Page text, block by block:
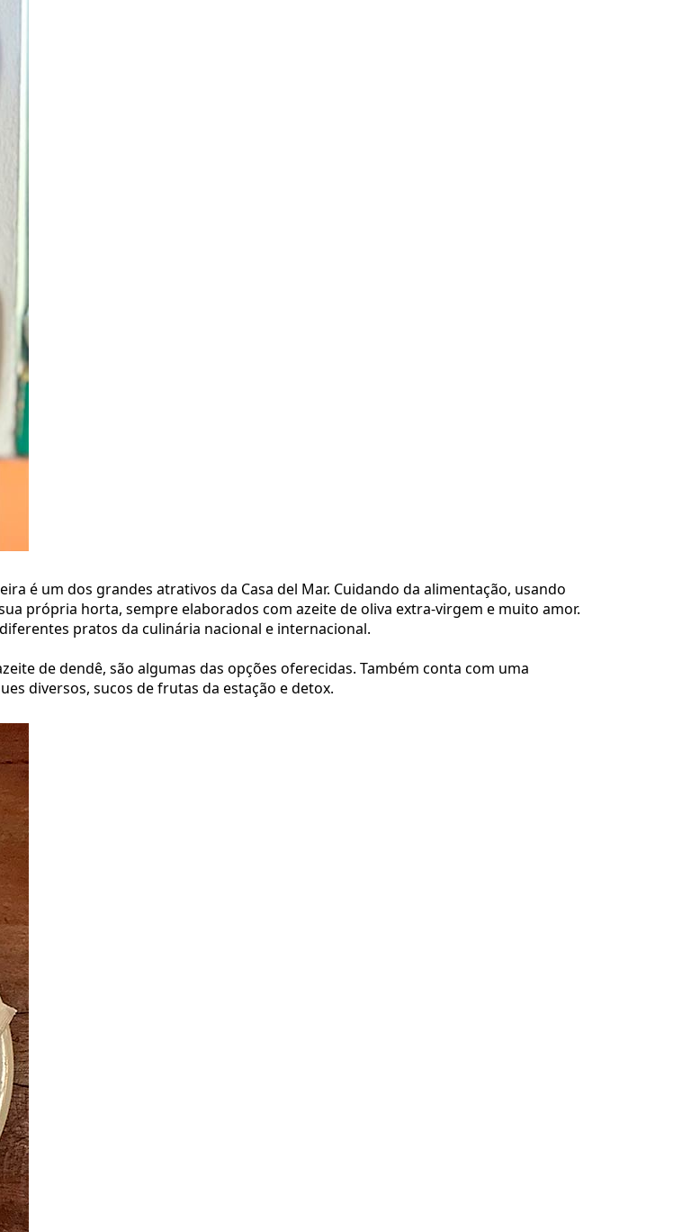
é um dos grandes atrativos da Casa del Mar. Cuidando da alimentação, usando
própria horta, sempre elaborados com azeite de oliva extra-virgem e muito amor.
pratos da culinária nacional e internacional.
de dendê, são algumas das opções oferecidas. Também conta com uma
diversos, sucos de frutas da estação e detox.